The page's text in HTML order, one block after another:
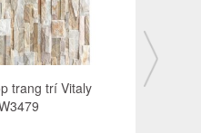
trang trí Vitaly
Gạch lát